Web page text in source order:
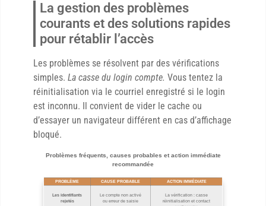
La gestion des problèmes
courants et des solutions rapides
pour rétablir l’accès
Les problèmes se résolvent par des vérifications
simples. La casse du login compte. Vous tentez la
réinitialisation via le courriel enregistré si le login
est inconnu. Il convient de vider le cache ou
d’essayer un navigateur différent en cas d’affichage
bloqué.
Problèmes fréquents, causes probables et action immédiate
recommandée
PROBLÈME CAUSE PROBABLE ACTION IMMÉDIATE
Les identifiants
rejetés
Le compte non activé
ou erreur de saisie
La vérification : casse
réinitialisation et contact